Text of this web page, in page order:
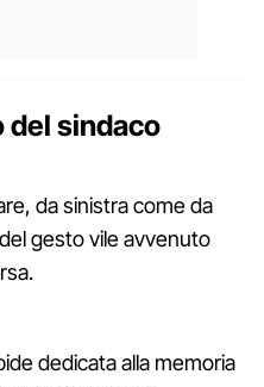
del sindaco
da sinistra come da
gesto vile avvenuto
dedicata alla memoria